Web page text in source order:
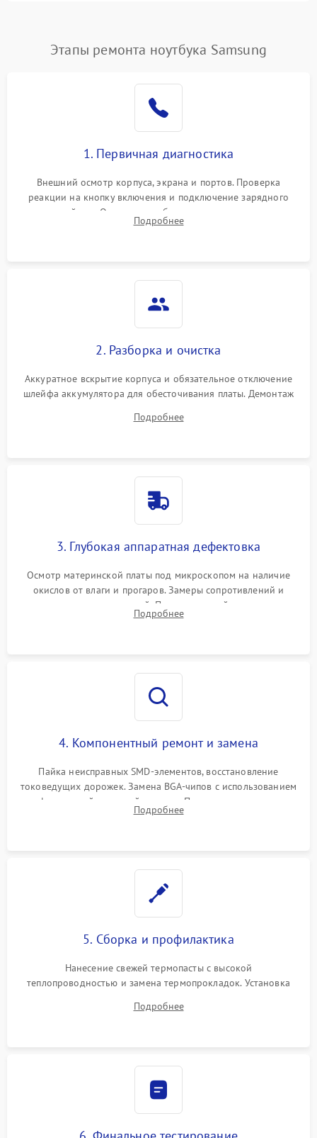
невозможность зарядки,
2500 ₽ Подробнее →
2000 ₽
Перегрев из‑за пыли,
неисправности кулера
Выход из строя SSD или
HDD: медленная загрузка,
2000 ₽
Проблемы Wi‑Fi или
2500 ₽
Этапы ремонта ноутбука Samsung
1. Первичная диагностика
Внешний осмотр корпуса, экрана и портов. Проверка
реакции на кнопку включения и подключение зарядного
устройства. Оценка потребления тока с помощью
лабораторного блока питания для локализации проблемы.
Подробнее
2. Разборка и очистка
Аккуратное вскрытие корпуса и обязательное отключение
шлейфа аккумулятора для обесточивания платы. Демонтаж
высохшей термопасты с кристаллов чипов.
Подробнее
3. Глубокая аппаратная дефектовка
Осмотр материнской платы под микроскопом на наличие
окислов от влаги и прогаров. Замеры сопротивлений и
дежурных напряжений. Проверка цепей питания,
мультиконтроллера, процессора и видеочипа.
Подробнее
4. Компонентный ремонт и замена
Пайка неисправных SMD-элементов, восстановление
токоведущих дорожек. Замена BGA-чипов с использованием
инфракрасной паяльной станции. Прошивка микросхемы
BIOS или замена поврежденных портов USB
Подробнее
5. Сборка и профилактика
Нанесение свежей термопасты с высокой
теплопроводностью и замена термопрокладок. Установка
шлейфов, модулей памяти и накопителей. Предварительная
Подробнее